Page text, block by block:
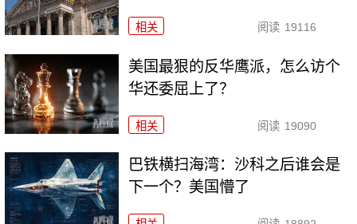
相关 阅读 19116
美国最狠的反华鹰派，怎么访个
华还委屈上了？
相关 阅读 19090
巴铁横扫海湾：沙科之后谁会是
下一个？美国懵了